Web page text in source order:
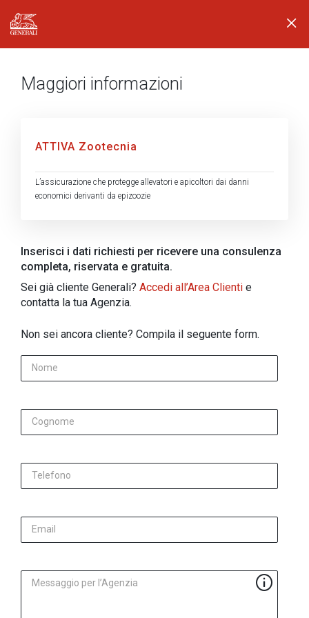
Generali logo
Maggiori informazioni
Inserisci i dati richiesti per ricevere una consulenza
completa, riservata e gratuita.
Sei già cliente Generali? Accedi all’Area Clienti e
contatta la tua Agenzia.
Non sei ancora cliente? Compila il seguente form.
Nome
Cognome
Telefono
Email
Messaggio per l’Agenzia
ATTIVA Zootecnia
L’assicurazione che protegge allevatori e apicoltori dai danni
economici derivanti da epizoozie